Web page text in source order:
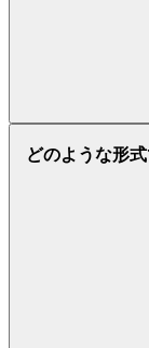
どのような形